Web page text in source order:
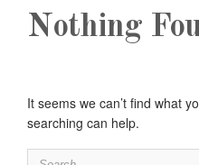
Nothing
It seems we can’t find what
searching can help.
Search